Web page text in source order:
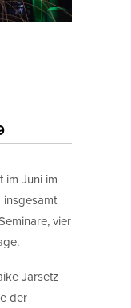
im Juni im
vier
Jarsetz
der